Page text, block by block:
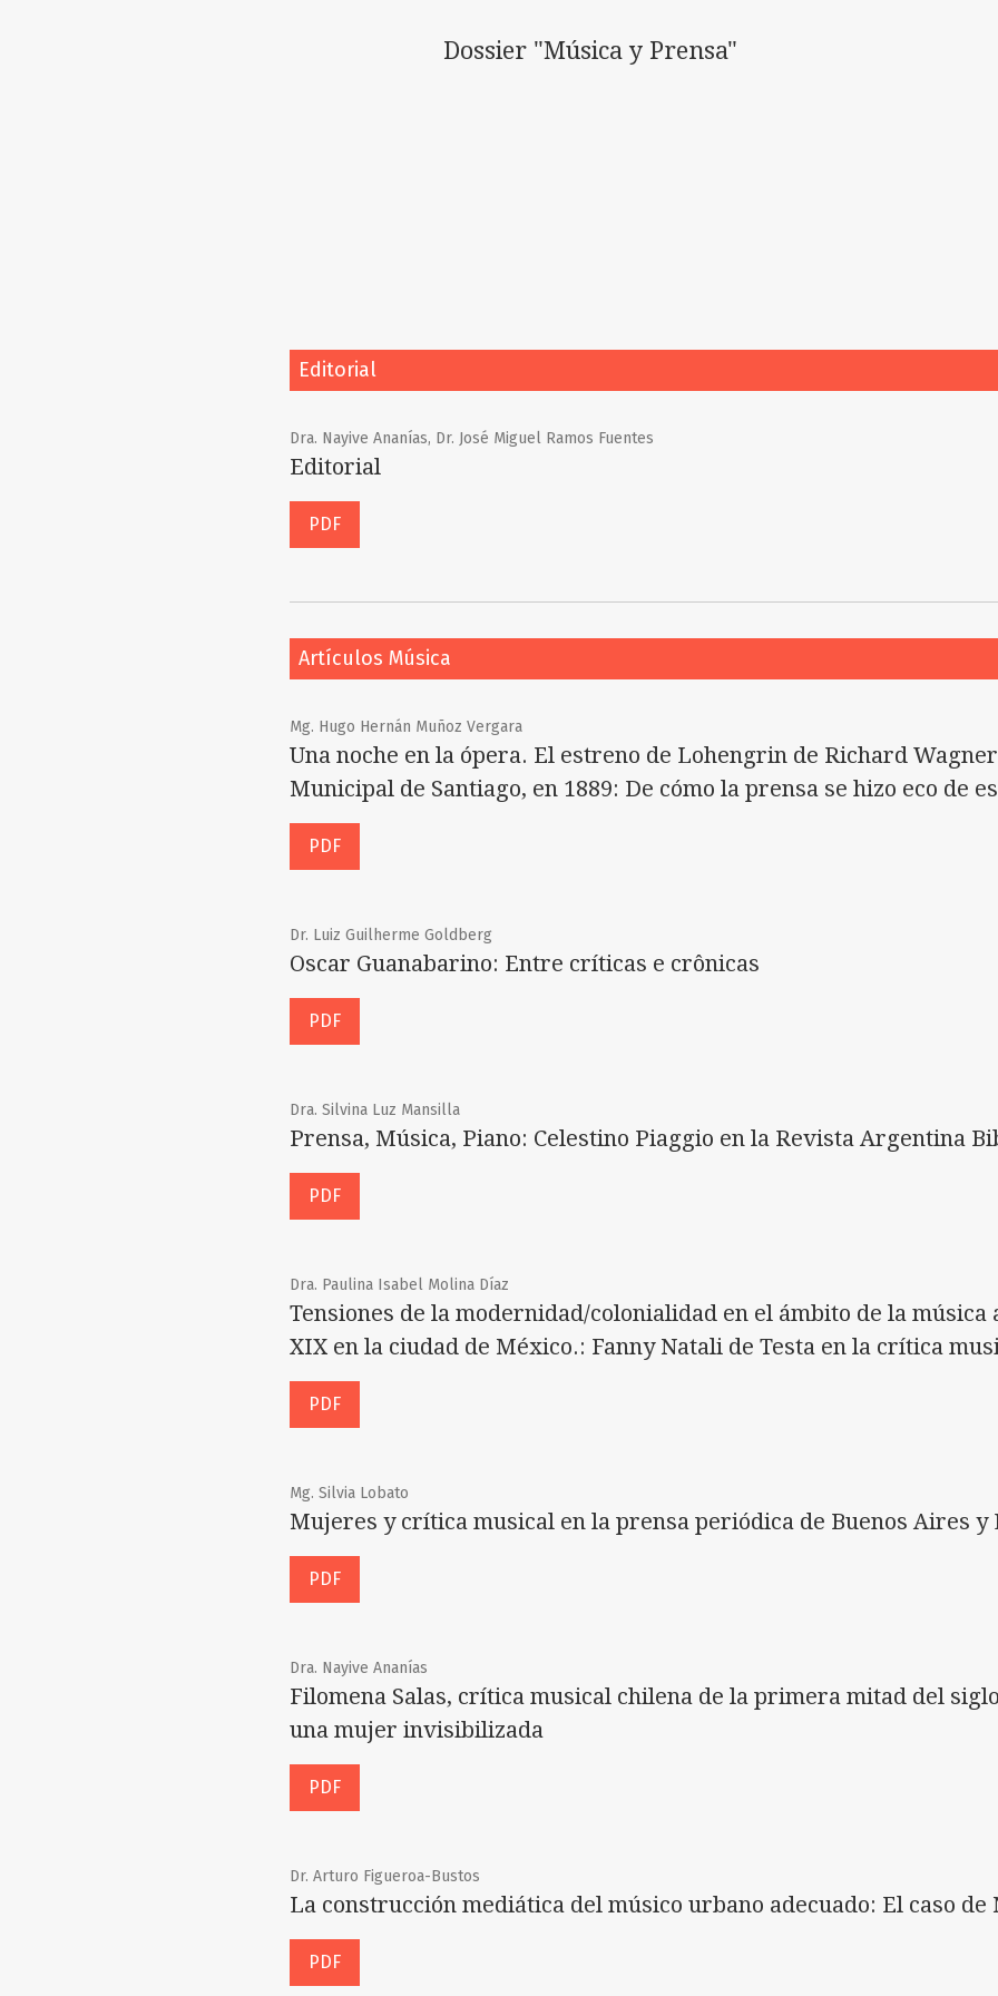
Dossier "Música y Prensa"
Editorial
Dra. Nayive Ananías, Dr. José Miguel Ramos Fuentes
Editorial
PDF
Artículos Música
Mg. Hugo Hernán Muñoz Vergara
Una noche en la ópera. El estreno de Lohengrin de Richard
Municipal de Santiago, en 1889: De cómo la prensa se hizo eco de
PDF
Dr. Luiz Guilherme Goldberg
Oscar Guanabarino: Entre críticas e crônicas
PDF
Dra. Silvina Luz Mansilla
Prensa, Música, Piano: Celestino Piaggio en la Revista Argentina
PDF
Dra. Paulina Isabel Molina Díaz
Tensiones de la modernidad/colonialidad en el ámbito de la música
XIX en la ciudad de México.: Fanny Natali de Testa en la crítica
PDF
Mg. Silvia Lobato
Mujeres y crítica musical en la prensa periódica de Buenos Aires y
PDF
Dra. Nayive Ananías
Filomena Salas, crítica musical chilena de la primera mitad del
una mujer invisibilizada
PDF
Dr. Arturo Figueroa-Bustos
La construcción mediática del músico urbano adecuado: El caso de
PDF